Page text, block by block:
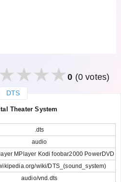
0 (0 votes)
DTS
Theater System
.dts
audio
MPlayer Kodi foobar2000 PowerDVD
wiki/DTS_(sound_system)
audio/vnd.dts